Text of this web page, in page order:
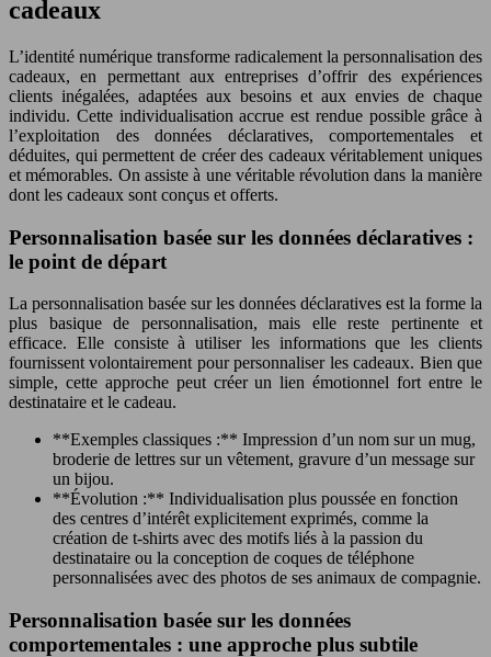
cadeaux
L’identité numérique transforme radicalement la personnalisation des
cadeaux, en permettant aux entreprises d’offrir des expériences
clients inégalées, adaptées aux besoins et aux envies de chaque
individu. Cette individualisation accrue est rendue possible grâce à
l’exploitation des données déclaratives, comportementales et
déduites, qui permettent de créer des cadeaux véritablement uniques
et mémorables. On assiste à une véritable révolution dans la manière
dont les cadeaux sont conçus et offerts.
Personnalisation basée sur les données déclaratives :
le point de départ
La personnalisation basée sur les données déclaratives est la forme la
plus basique de personnalisation, mais elle reste pertinente et
efficace. Elle consiste à utiliser les informations que les clients
fournissent volontairement pour personnaliser les cadeaux. Bien que
simple, cette approche peut créer un lien émotionnel fort entre le
destinataire et le cadeau.
**Exemples classiques :** Impression d’un nom sur un mug,
broderie de lettres sur un vêtement, gravure d’un message sur
un bijou.
**Évolution :** Individualisation plus poussée en fonction
des centres d’intérêt explicitement exprimés, comme la
création de t-shirts avec des motifs liés à la passion du
destinataire ou la conception de coques de téléphone
personnalisées avec des photos de ses animaux de compagnie.
Personnalisation basée sur les données
comportementales : une approche plus subtile